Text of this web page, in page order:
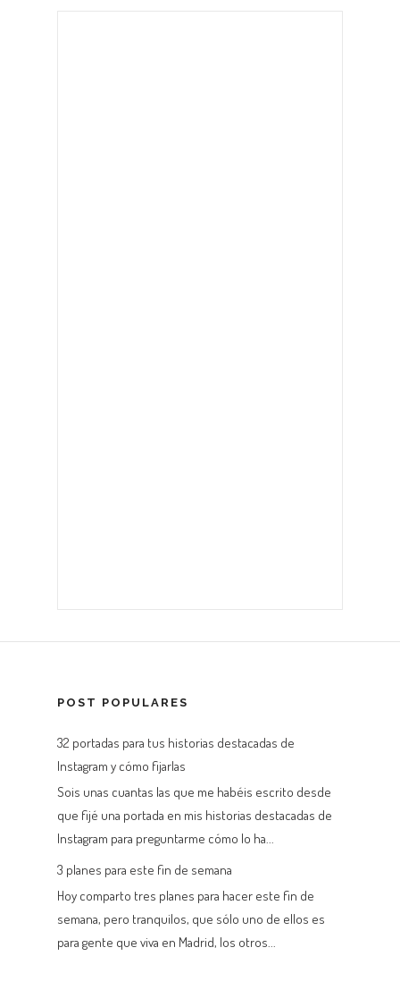
POST POPULARES
32 portadas para tus historias destacadas de
Instagram y cómo fijarlas
Sois unas cuantas las que me habéis escrito desde
que fijé una portada en mis historias destacadas de
Instagram para preguntarme cómo lo ha...
3 planes para este fin de semana
Hoy comparto tres planes para hacer este fin de
semana, pero tranquilos, que sólo uno de ellos es
para gente que viva en Madrid, los otros...